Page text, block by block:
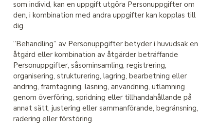
som individ, kan en uppgift utgöra Personuppgifter om
den, i kombination med andra uppgifter kan kopplas till
dig.
”Behandling” av Personuppgifter betyder i huvudsak en
åtgärd eller kombination av åtgärder beträffande
Personuppgifter, såsominsamling, registrering,
organisering, strukturering, lagring, bearbetning eller
ändring, framtagning, läsning, användning, utlämning
genom överföring, spridning eller tillhandahållande på
annat sätt, justering eller sammanförande, begränsning,
radering eller förstöring.